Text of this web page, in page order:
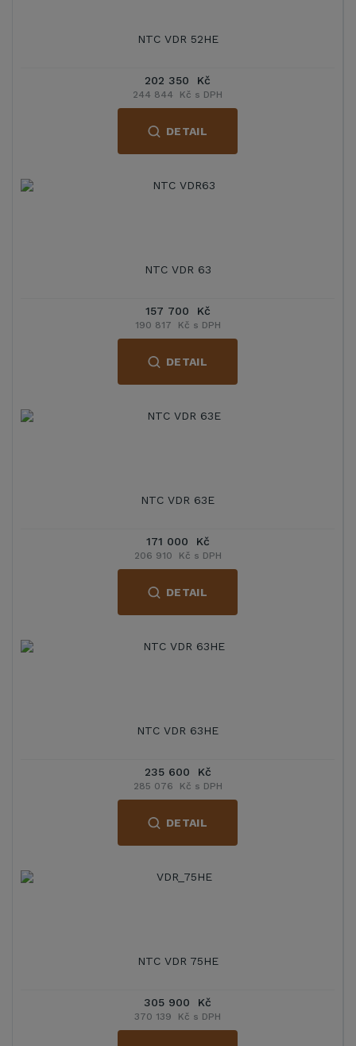
NTC VDR 52HE
202 350 Kč
244 844 Kč s DPH
DETAIL
NTC VDR 63
157 700 Kč
190 817 Kč s DPH
DETAIL
NTC VDR 63E
171 000 Kč
206 910 Kč s DPH
DETAIL
NTC VDR 63HE
235 600 Kč
285 076 Kč s DPH
DETAIL
NTC VDR 75HE
305 900 Kč
370 139 Kč s DPH